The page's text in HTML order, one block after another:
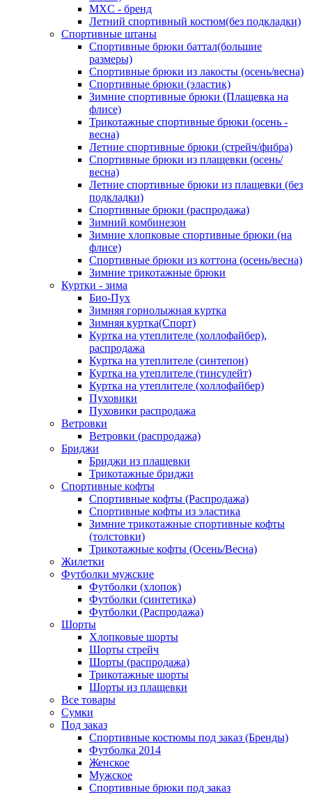
MXC - бренд
Летний спортивный костюм(без подкладки)
Спортивные штаны
Спортивные брюки баттал(большие
размеры)
Спортивные брюки из лакосты (осень/весна)
Спортивные брюки (эластик)
Зимние спортивные брюки (Плащевка на
флисе)
Трикотажные спортивные брюки (осень -
весна)
Летние спортивные брюки (стрейч/фибра)
Спортивные брюки из плащевки (осень/
весна)
Летние спортивные брюки из плащевки (без
подкладки)
Спортивные брюки (распродажа)
Зимний комбинезон
Зимние хлопковые спортивные брюки (на
флисе)
Спортивные брюки из коттона (осень/весна)
Зимние трикотажные брюки
Куртки - зима
Био-Пух
Зимняя горнолыжная куртка
Зимняя куртка(Спорт)
Куртка на утеплителе (холлофайбер),
распродажа
Куртка на утеплителе (синтепон)
Куртка на утеплителе (тинсулейт)
Куртка на утеплителе (холлофайбер)
Пуховики
Пуховики распродажа
Ветровки
Ветровки (распродажа)
Бриджи
Бриджи из плащевки
Трикотажные бриджи
Спортивные кофты
Спортивные кофты (Распродажа)
Спортивные кофты из эластика
Зимние трикотажные спортивные кофты
(толстовки)
Трикотажные кофты (Осень/Весна)
Жилетки
Футболки мужские
Футболки (хлопок)
Футболки (синтетика)
Футболки (Распродажа)
Шорты
Хлопковые шорты
Шорты стрейч
Шорты (распродажа)
Трикотажные шорты
Шорты из плащевки
Все товары
Сумки
Под заказ
Спортивные костюмы под заказ (Бренды)
Футболка 2014
Женское
Мужское
Спортивные брюки под заказ